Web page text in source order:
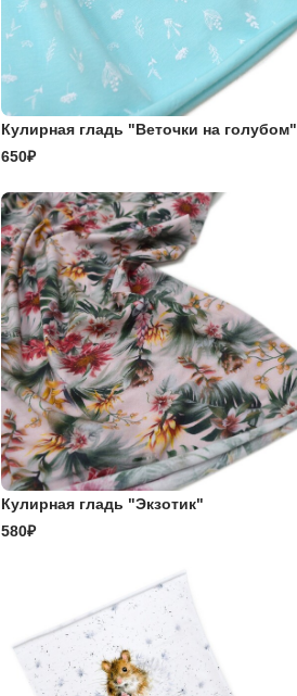
Кулирная гладь "Веточки на голубом"
650₽
Кулирная гладь "Экзотик"
580₽